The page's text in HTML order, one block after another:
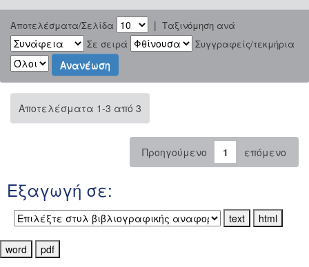
Αποτελέσματα/Σελίδα | Ταξινόμηση ανά
Σε σειρά
Συγγραφείς/τεκμήρια
Αποτελέσματα 1-3 από 3
Προηγούμενο 1 επόμενο
Εξαγωγή σε: